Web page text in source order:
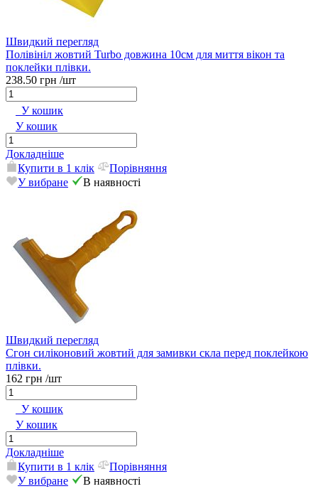
Швидкий перегляд
Полівініл жовтий Turbo довжина 10см для миття вікон та
поклейки плівки.
238.50 грн /шт
У кошик
У кошик
Докладніше
Купити в 1 клік
Порівняння
У вибране
В наявності
Швидкий перегляд
Сгон силіконовий жовтий для замивки скла перед поклейкою
плівки.
162 грн /шт
У кошик
У кошик
Докладніше
Купити в 1 клік
Порівняння
У вибране
В наявності